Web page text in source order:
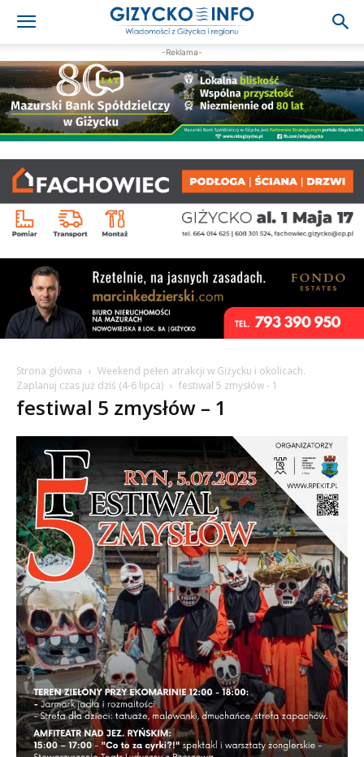
-Reklama-
Strona główna
Weekend pełen atrakcji w Giżycku i okolicach.
Zaplanuj czas już dziś (4-6 lipca)
festiwal 5 zmysłów - 1
festiwal 5 zmysłów – 1